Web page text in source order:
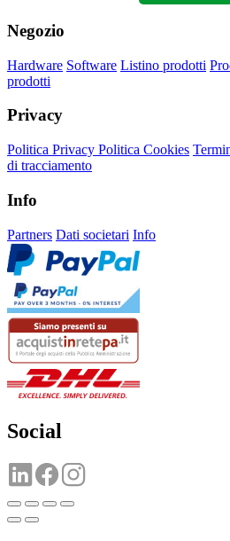
Negozio
Hardware Software Listino prodotti
prodotti
Privacy
Politica Privacy Politica Cookies
di tracciamento
Info
Partners Dati societari Info
Social